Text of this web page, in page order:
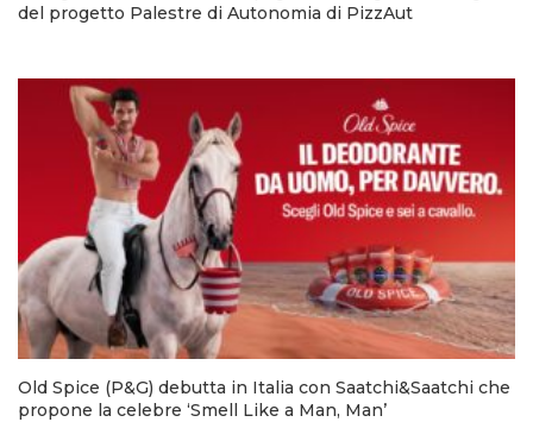
del progetto Palestre di Autonomia di PizzAut
Old Spice (P&G) debutta in Italia con Saatchi&Saatchi che
propone la celebre ‘Smell Like a Man, Man’